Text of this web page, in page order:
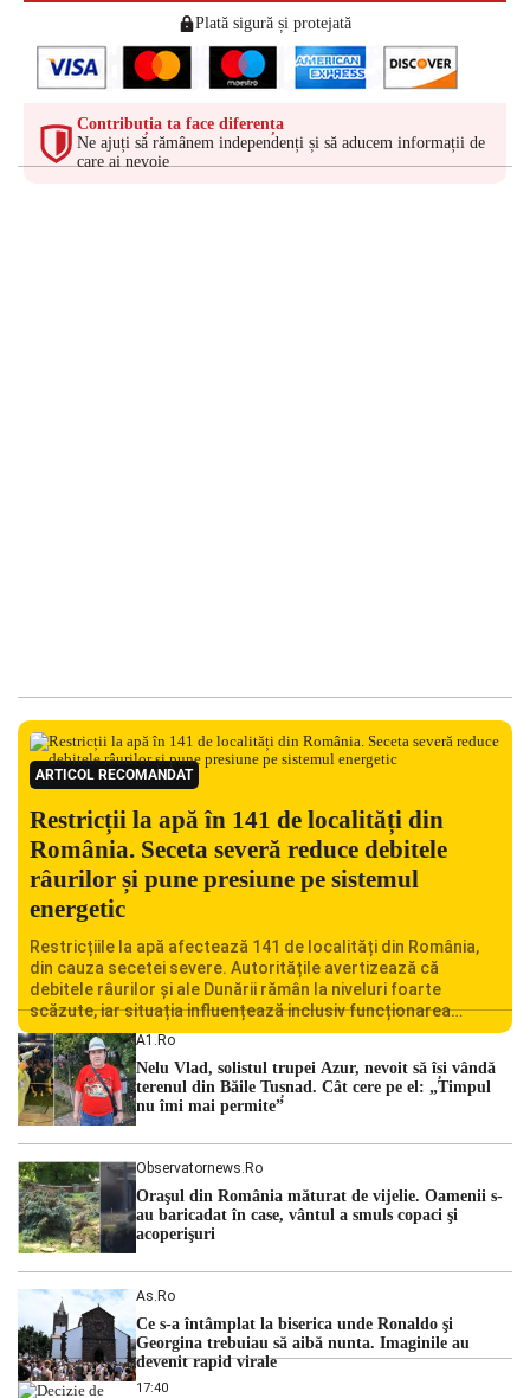
Plată sigură și protejată
Contribuția ta face diferența
Ne ajuți să rămânem independenți și să aducem informații de
care ai nevoie
ARTICOL RECOMANDAT
Restricții la apă în 141 de localități din
România. Seceta severă reduce debitele
râurilor și pune presiune pe sistemul
energetic
Restricțiile la apă afectează 141 de localități din România,
din cauza secetei severe. Autoritățile avertizează că
debitele râurilor și ale Dunării rămân la niveluri foarte
scăzute, iar situația influențează inclusiv funcționarea
Centralei Nucleare de la Cernavodă. România se confruntă
cu una dintre cele mai dificile perioade din punct de vedere
hidrologic din ultimii ani. Lipsa […]
A1.ro
Nelu Vlad, solistul trupei Azur, nevoit să își vândă
terenul din Băile Tușnad. Cât cere pe el: „Timpul
nu îmi mai permite”
Observatornews.ro
Oraşul din România măturat de vijelie. Oamenii s-
au baricadat în case, vântul a smuls copaci şi
acoperişuri
As.ro
Ce s-a întâmplat la biserica unde Ronaldo şi
Georgina trebuiau să aibă nunta. Imaginile au
devenit rapid virale
17:40